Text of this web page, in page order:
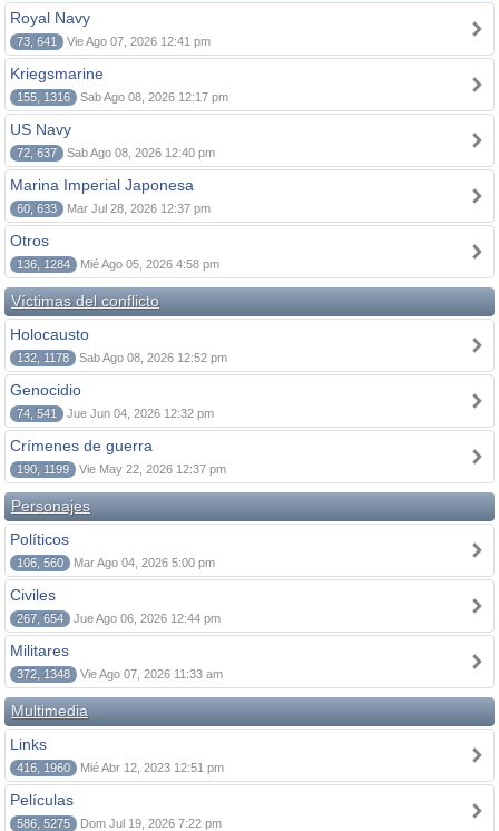
Royal Navy
73, 641 Vie Ago 07, 2026 12:41 pm
Kriegsmarine
155, 1316 Sab Ago 08, 2026 12:17 pm
US Navy
72, 637 Sab Ago 08, 2026 12:40 pm
Marina Imperial Japonesa
60, 633 Mar Jul 28, 2026 12:37 pm
Otros
136, 1284 Mié Ago 05, 2026 4:58 pm
Víctimas del conflicto
Holocausto
132, 1178 Sab Ago 08, 2026 12:52 pm
Genocidio
74, 541 Jue Jun 04, 2026 12:32 pm
Crímenes de guerra
190, 1199 Vie May 22, 2026 12:37 pm
Personajes
Políticos
106, 560 Mar Ago 04, 2026 5:00 pm
Civiles
267, 654 Jue Ago 06, 2026 12:44 pm
Militares
372, 1348 Vie Ago 07, 2026 11:33 am
Multimedia
Links
416, 1960 Mié Abr 12, 2023 12:51 pm
Películas
586, 5275 Dom Jul 19, 2026 7:22 pm